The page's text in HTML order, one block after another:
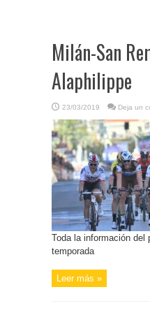
Milán-San
Alaphilippe
23/03/2019 Deja un
Toda la información del
temporada
Leer más »